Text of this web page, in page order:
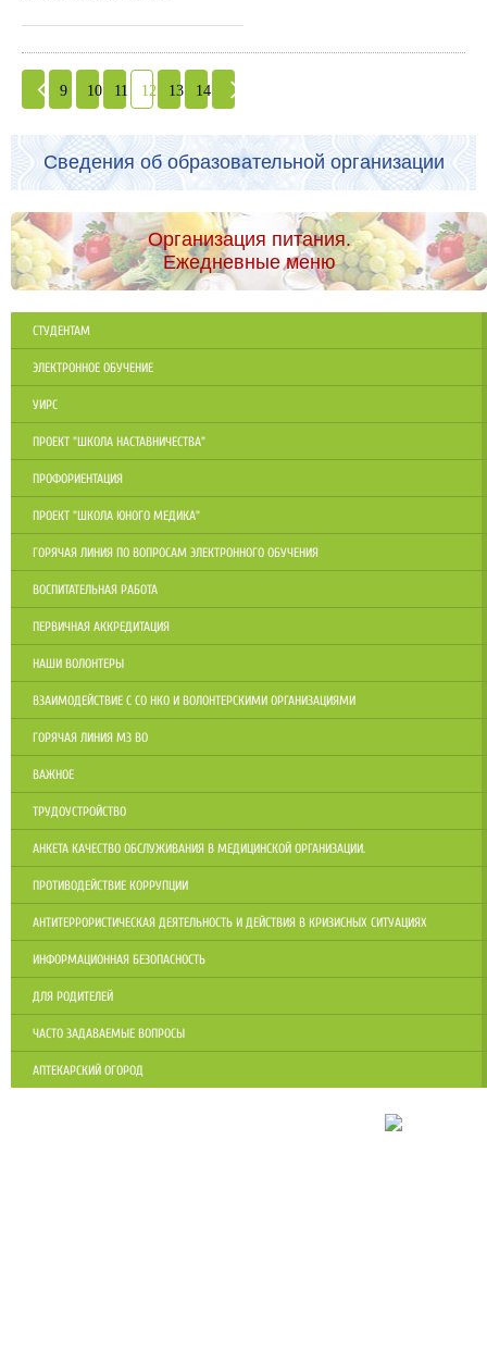
9 10 11 12 13 14
Сведения об образовательной организации
Организация питания.
Ежедневные меню
СТУДЕНТАМ
ЭЛЕКТРОННОЕ ОБУЧЕНИЕ
УИРС
ПРОЕКТ "ШКОЛА НАСТАВНИЧЕСТВА"
ПРОФОРИЕНТАЦИЯ
ПРОЕКТ "ШКОЛА ЮНОГО МЕДИКА"
ГОРЯЧАЯ ЛИНИЯ ПО ВОПРОСАМ ЭЛЕКТРОННОГО ОБУЧЕНИЯ
ВОСПИТАТЕЛЬНАЯ РАБОТА
ПЕРВИЧНАЯ АККРЕДИТАЦИЯ
НАШИ ВОЛОНТЕРЫ
ВЗАИМОДЕЙСТВИЕ С СО НКО И ВОЛОНТЕРСКИМИ ОРГАНИЗАЦИЯМИ
ГОРЯЧАЯ ЛИНИЯ МЗ ВО
ВАЖНОЕ
ТРУДОУСТРОЙСТВО
АНКЕТА КАЧЕСТВО ОБСЛУЖИВАНИЯ В МЕДИЦИНСКОЙ ОРГАНИЗАЦИИ.
ПРОТИВОДЕЙСТВИЕ КОРРУПЦИИ
АНТИТЕРРОРИСТИЧЕСКАЯ ДЕЯТЕЛЬНОСТЬ И ДЕЙСТВИЯ В КРИЗИСНЫХ СИТУАЦИЯХ
ИНФОРМАЦИОННАЯ БЕЗОПАСНОСТЬ
ДЛЯ РОДИТЕЛЕЙ
ЧАСТО ЗАДАВАЕМЫЕ ВОПРОСЫ
АПТЕКАРСКИЙ ОГОРОД